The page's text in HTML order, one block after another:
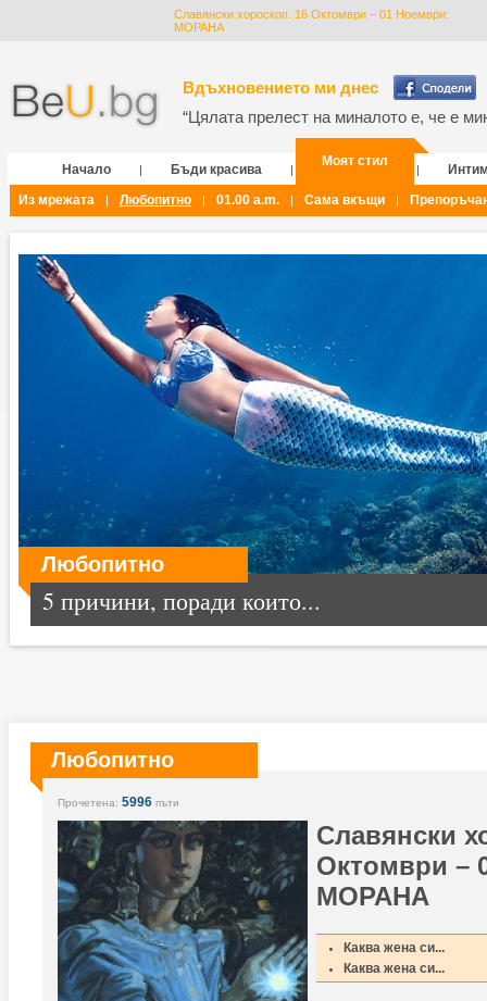
Славянски хороскоп. 16 Октомври – 01 Ноември:
МОРАНА
Вдъхновението ми днес
“Цялата прелест на миналото е, че е
Начало | Бъди красива |
Моят стил
|
Из мрежата
| Любопитно | 01.00 a.m. | Сама вкъщи |
Любопитно
5 причини, поради които...
Любопитно
Прочетена: 5996 пъти
Славянски
Октомври –
МОРАНА
Каква жена си...
Каква жена си...